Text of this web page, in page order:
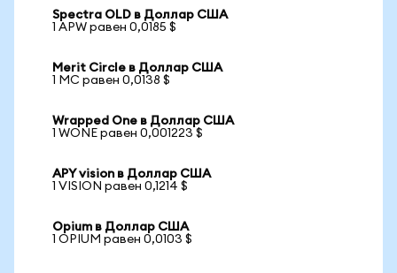
Spectra OLD в Доллар США
1 APW равен 0,0185 $
Merit Circle в Доллар США
1 MC равен 0,0138 $
Wrapped One в Доллар США
1 WONE равен 0,001223 $
APY vision в Доллар США
1 VISION равен 0,1214 $
Opium в Доллар США
1 OPIUM равен 0,0103 $